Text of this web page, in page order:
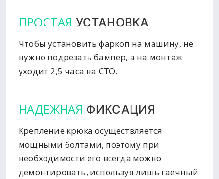
ПРОСТАЯ УСТАНОВКА
Чтобы установить фаркоп на машину, не
нужно подрезать бампер, а на монтаж
уходит 2,5 часа на СТО.
НАДЕЖНАЯ ФИКСАЦИЯ
Крепление крюка осуществляется
мощными болтами, поэтому при
необходимости его всегда можно
демонтировать, используя лишь гаечный